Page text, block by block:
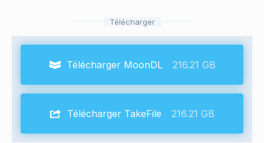
Télécharger
Télécharger MoonDL 216.21 GB
Télécharger TakeFile 216.21 GB